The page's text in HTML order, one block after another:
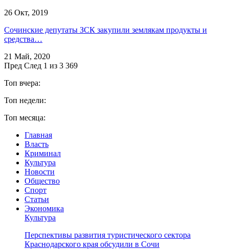
26 Окт, 2019
Сочинские депутаты ЗСК закупили землякам продукты и
средства…
21 Май, 2020
Пред След 1 из 3 369
Топ вчера:
Топ недели:
Топ месяца:
Главная
Власть
Криминал
Культура
Новости
Общество
Спорт
Статьи
Экономика
Культура
Перспективы развития туристического сектора
Краснодарского края обсудили в Сочи